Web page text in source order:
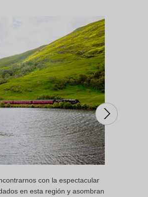
con la espectacular
en esta región y asombran